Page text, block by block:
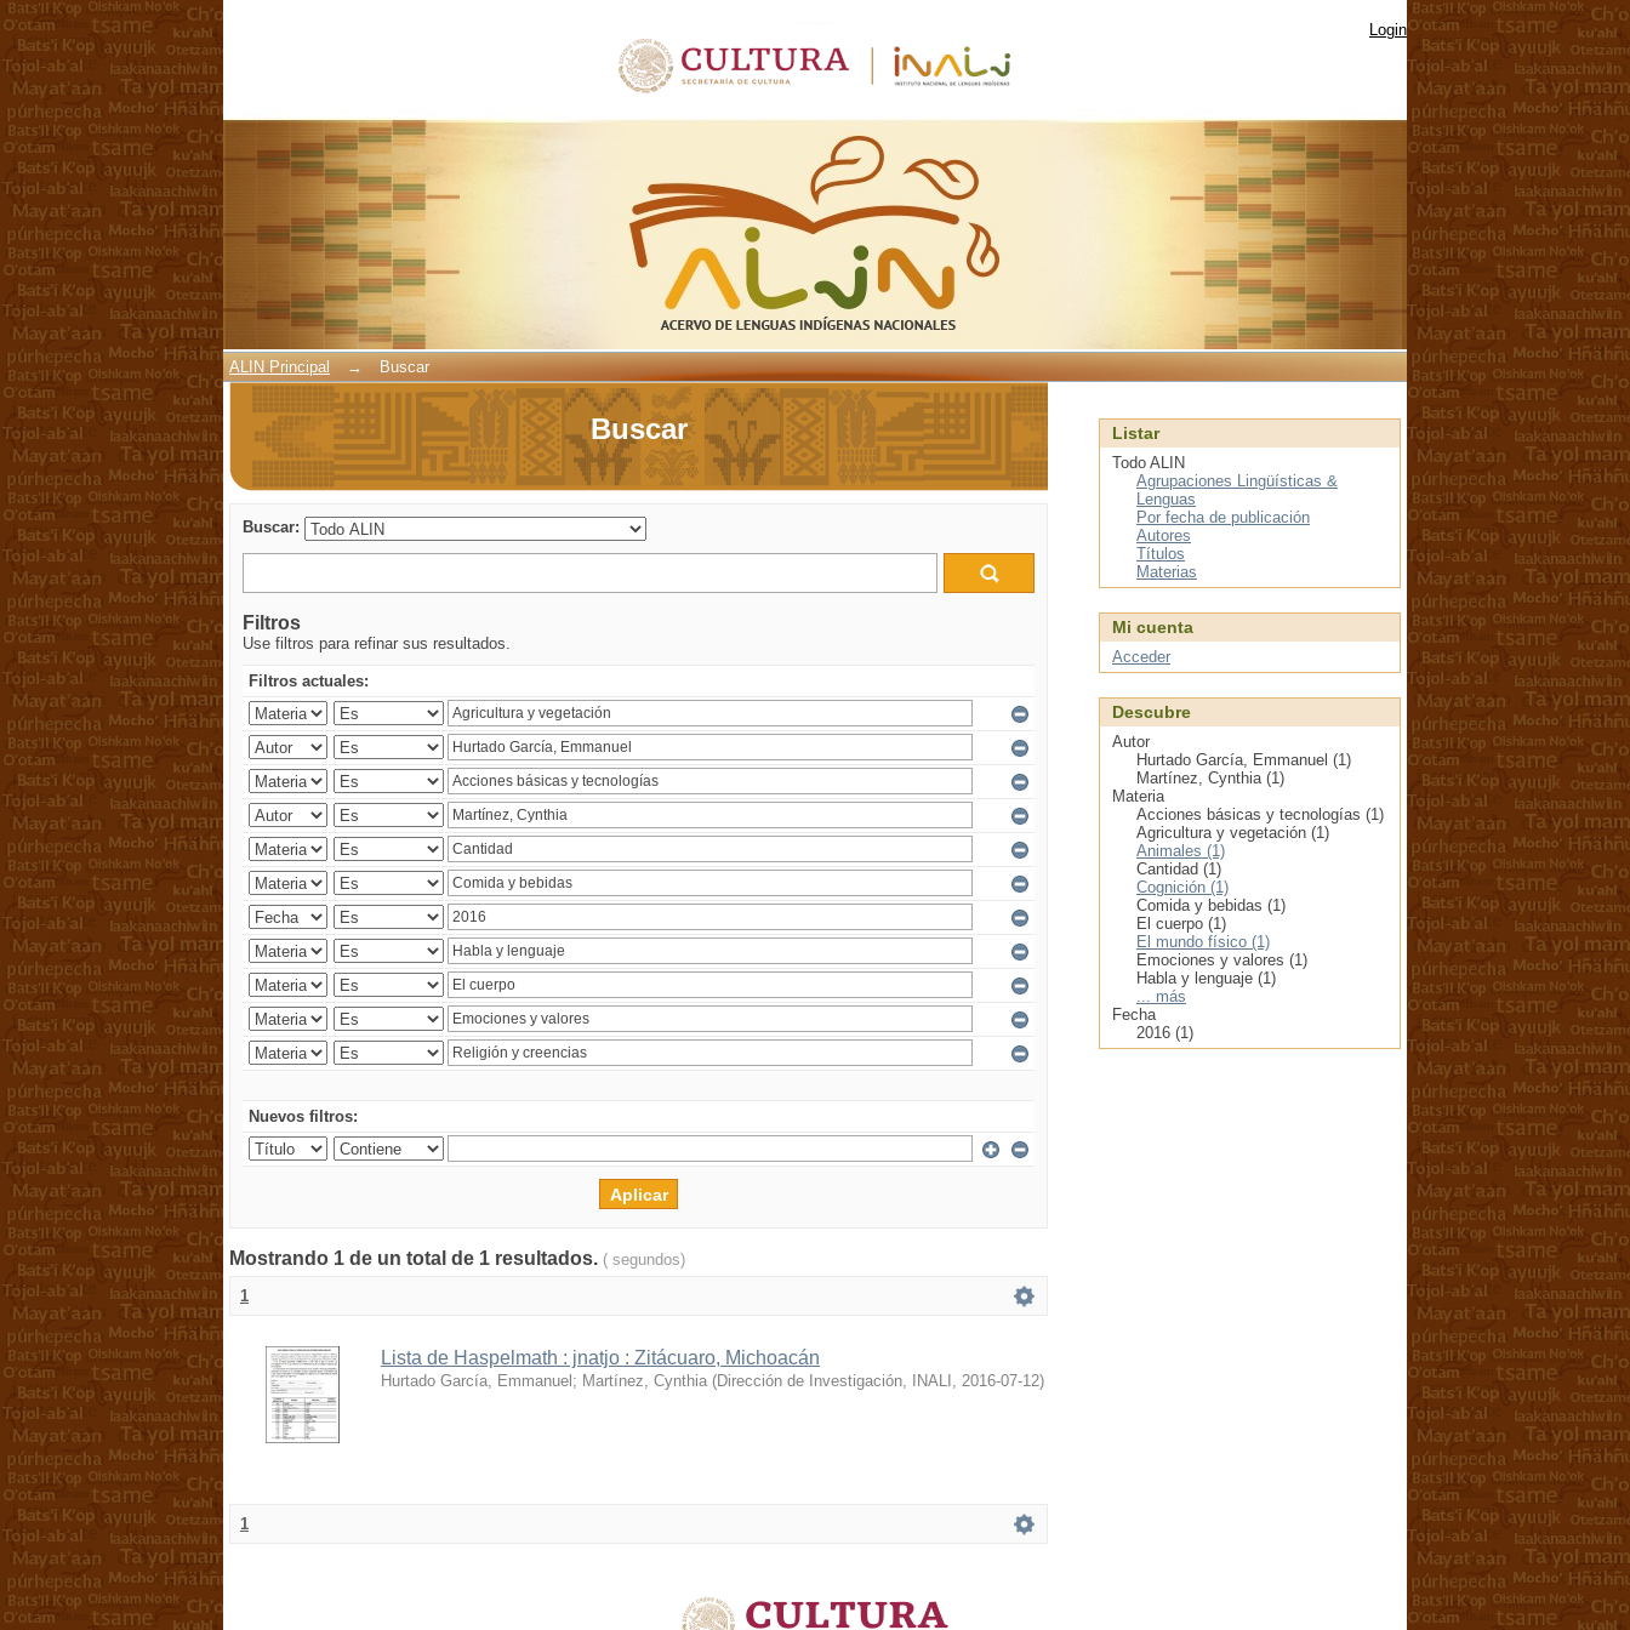
Login
ALIN Principal → Buscar
Buscar
Buscar:
Filtros
Use filtros para refinar sus resultados.
Filtros actuales:
Nuevos filtros:
Mostrando 1 de un total de 1 resultados. ( segundos)
1
Lista de Haspelmath : jnatjo : Zitácuaro, Michoacán
Hurtado García, Emmanuel ; Martínez, Cynthia (Dirección de Investigación, INALI , 2016-07-12)
1
Listar
Todo ALIN
Agrupaciones Lingüísticas &
Lenguas
Por fecha de publicación
Autores
Títulos
Materias
Mi cuenta
Acceder
Descubre
Autor
Hurtado García, Emmanuel (1)
Martínez, Cynthia (1)
Materia
Acciones básicas y tecnologías (1)
Agricultura y vegetación (1)
Animales (1)
Cantidad (1)
Cognición (1)
Comida y bebidas (1)
El cuerpo (1)
El mundo físico (1)
Emociones y valores (1)
Habla y lenguaje (1)
... más
Fecha
2016 (1)